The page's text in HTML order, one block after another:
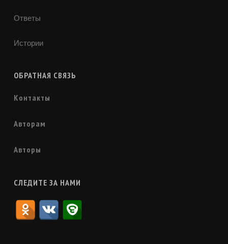
Ответы
Истории
ОБРАТНАЯ СВЯЗЬ
Контакты
Авторам
Авторы
СЛЕДИТЕ ЗА НАМИ